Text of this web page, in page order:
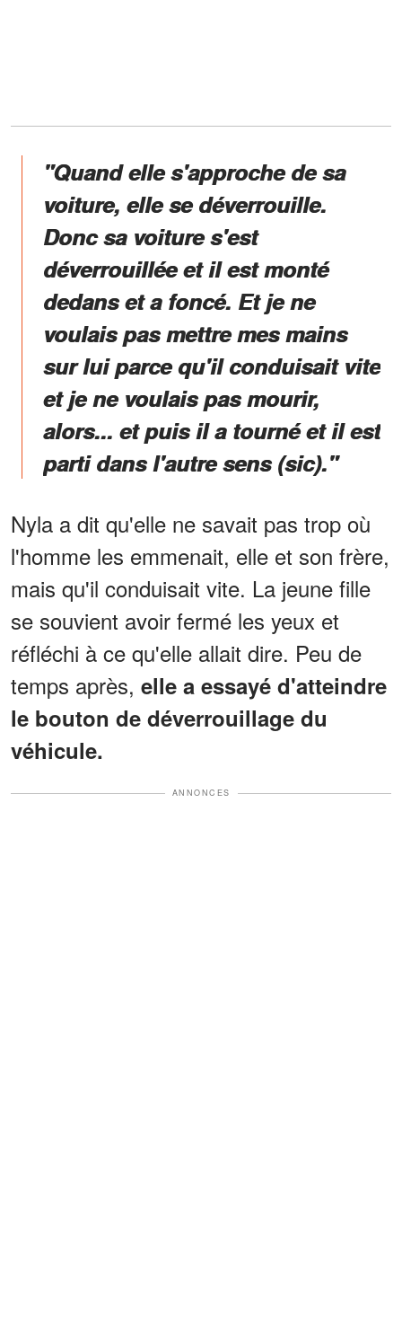
"Quand elle s'approche de sa
voiture, elle se déverrouille.
Donc sa voiture s'est
déverrouillée et il est monté
dedans et a foncé. Et je ne
voulais pas mettre mes mains
sur lui parce qu'il conduisait vite
et je ne voulais pas mourir,
alors... et puis il a tourné et il est
parti dans l'autre sens (sic)."
Nyla a dit qu'elle ne savait pas trop où
l'homme les emmenait, elle et son frère,
mais qu'il conduisait vite. La jeune fille
se souvient avoir fermé les yeux et
réfléchi à ce qu'elle allait dire. Peu de
temps après, elle a essayé d'atteindre
le bouton de déverrouillage du
véhicule.
ANNONCES